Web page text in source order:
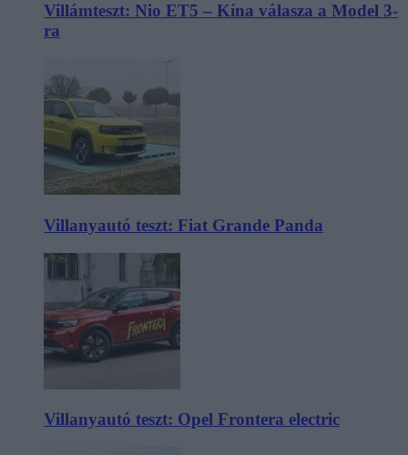
Villámteszt: Nio ET5 – Kína válasza a Model 3-
ra
Villanyautó teszt: Fiat Grande Panda
Villanyautó teszt: Opel Frontera electric